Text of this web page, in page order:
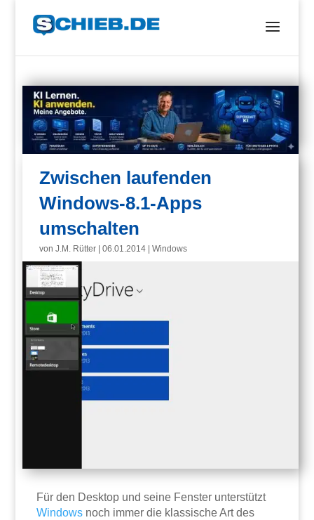
Zwischen laufenden
Windows-8.1-Apps
umschalten
vonJ.M. Rütter |06.01.2014 |Windows
Für den Desktop und seine Fenster unterstützt
Windows noch immer die klassische Art des